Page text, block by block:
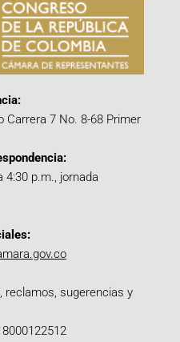
Carrera 7 No. 8-68 Primer
4:30 p.m., jornada
reclamos, sugerencias y